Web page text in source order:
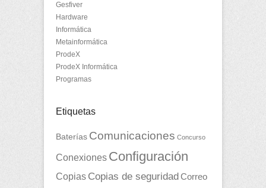
Gesfiver
Hardware
Informática
Metainformática
ProdeX
ProdeX Informática
Programas
Etiquetas
Baterías Comunicaciones Concurso
Conexiones Configuración
Copias Copias de seguridad Correo